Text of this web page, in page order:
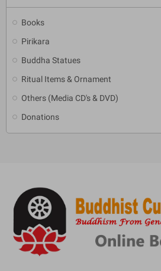
Books
Pirikara
Buddha Statues
Ritual Items & Ornament
Others (Media CD's & DVD)
Donations